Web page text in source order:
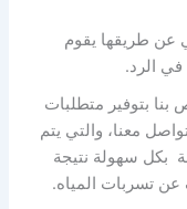
عن طريقها يقوم
في الرد.
بنا بتوفير متطلبات
معنا، والتي يتم
بكل سهولة نتيجة
عن تسربات المياه.